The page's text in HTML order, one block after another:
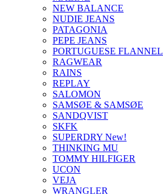
NEW BALANCE
NUDIE JEANS
PATAGONIA
PEPE JEANS
PORTUGUESE FLANNEL
RAGWEAR
RAINS
REPLAY
SALOMON
SAMSØE & SAMSØE
SANDQVIST
SKFK
SUPERDRY New!
THINKING MU
TOMMY HILFIGER
UCON
VEJA
WRANGLER